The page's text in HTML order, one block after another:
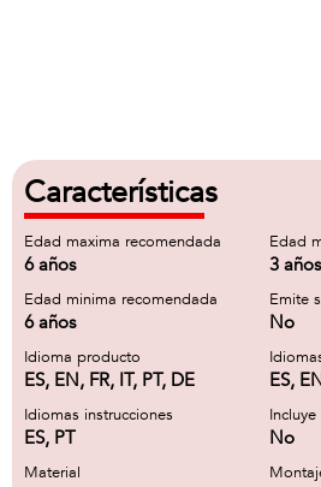
Características
Edad maxima recomendada
6 años
Edad
3 años
Edad minima recomendada
6 años
Emite
No
Idioma producto
ES, EN, FR, IT, PT, DE ES,
Idiomas instrucciones
ES, PT No
Material